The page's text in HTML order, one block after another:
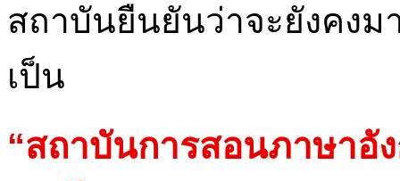
สถาบันยืนยันว่าจะยังคง
เป็น
“สถาบันการสอนภาษาอั